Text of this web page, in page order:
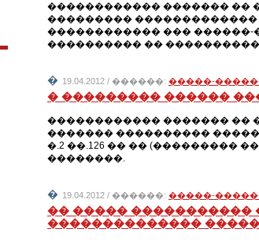
������������ ������� ��
���������
������������ ���
���������� ��
� 19.04.2012 / ������: �����-
� ��������� ������
������������ ������� ��
������� ����������
�.2 ��.126 �� ��
��������.
� 19.04.2012 / ������: �����-
�� ����� �����������
��������������